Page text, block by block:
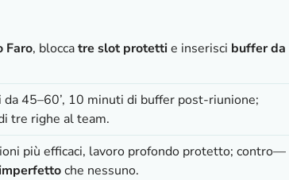
Faro, bloccatre slot protettie inserisci buffer da
45–60’, 10 minuti di buffer post-riunione;
tre righe al team.
più efficaci, lavoro profondo protetto; contro—
che nessuno.